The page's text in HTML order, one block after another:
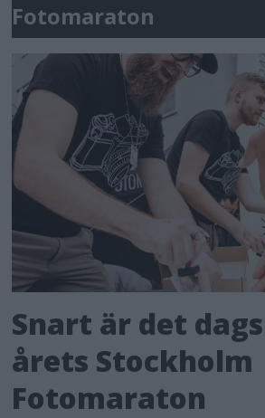
Fotomaraton
Snart är det
årets Stockholm
Fotomaraton